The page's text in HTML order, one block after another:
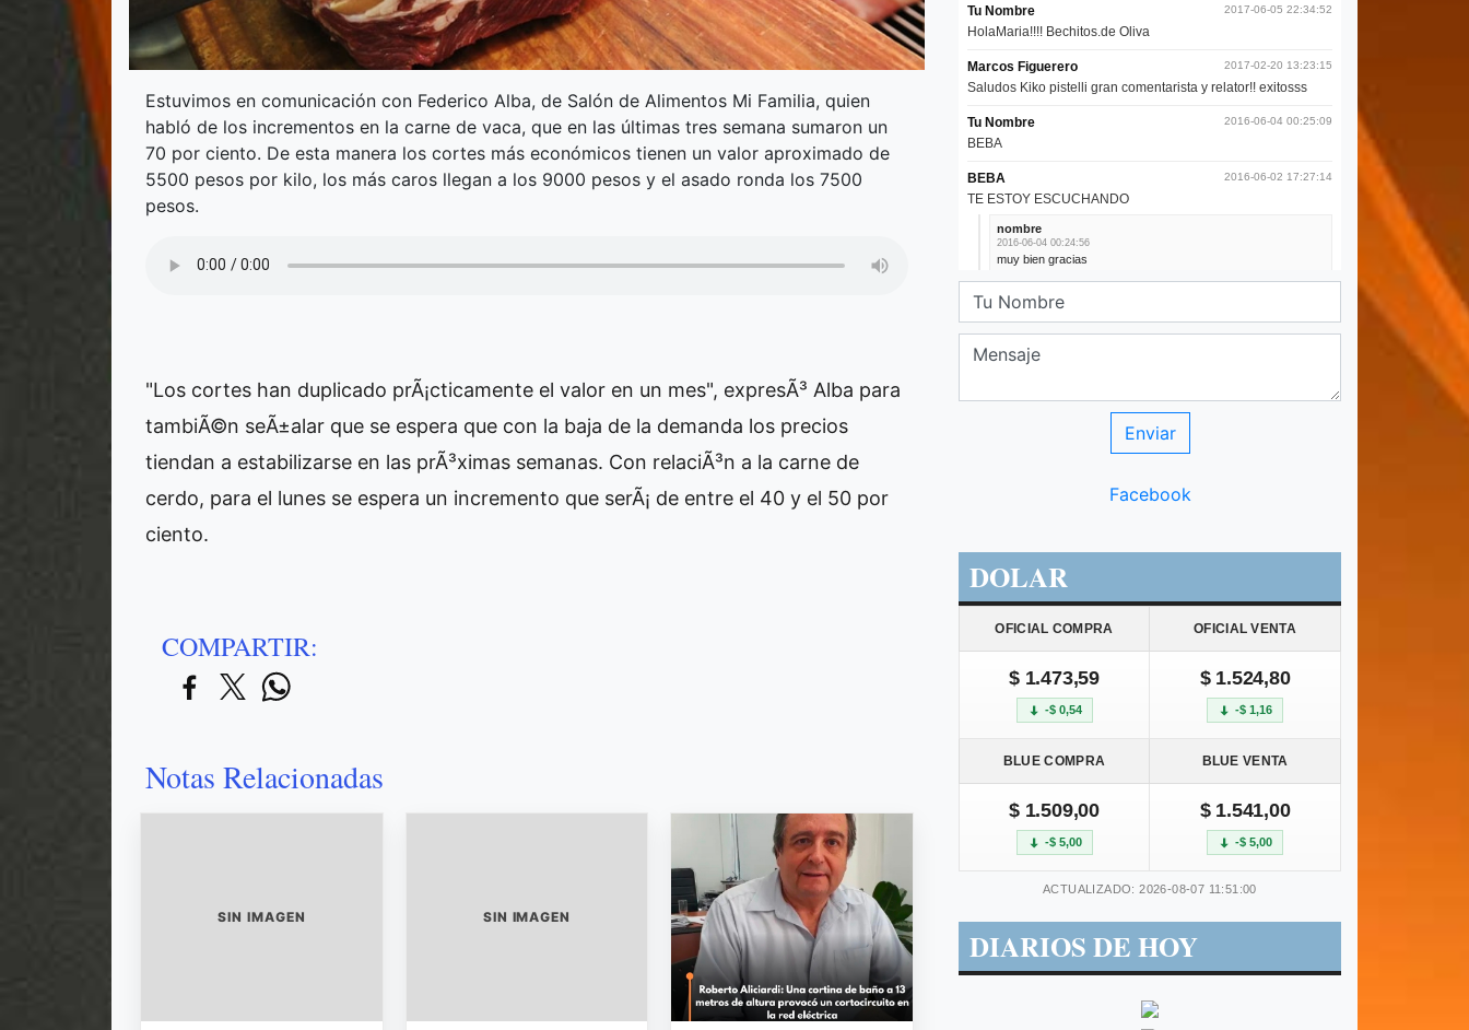
Estuvimos en comunicación con Federico Alba, de Salón de Alimentos Mi Familia, quien
habló de los incrementos en la carne de vaca, que en las últimas tres semana sumaron un
70 por ciento. De esta manera los cortes más económicos tienen un valor aproximado de
5500 pesos por kilo, los más caros llegan a los 9000 pesos y el asado ronda los 7500
pesos.
"Los cortes han duplicado prÃ¡cticamente el valor en un mes", expresÃ³ Alba para
tambiÃ©n seÃ±alar que se espera que con la baja de la demanda los precios
tiendan a estabilizarse en las prÃ³ximas semanas. Con relaciÃ³n a la carne de
cerdo, para el lunes se espera un incremento que serÃ¡ de entre el 40 y el 50 por
ciento.
COMPARTIR:
Notas Relacionadas
SIN IMAGEN SIN IMAGEN
Facebook
DOLAR
OFICIAL COMPRA OFICIAL VENTA
$ 1.473,59
-$ 0,54
$ 1.524,80
-$ 1,16
BLUE COMPRA BLUE VENTA
$ 1.509,00
-$ 5,00
$ 1.541,00
-$ 5,00
ACTUALIZADO: 2026-08-07 11:51:00
DIARIOS DE HOY